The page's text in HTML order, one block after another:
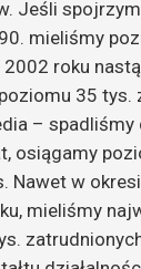
Jeśli
mieliśmy
roku
35 tys.
– spadliśmy
osiągamy
Nawet w
mieliśmy